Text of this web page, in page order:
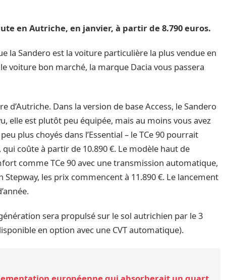
en Autriche, en janvier, à partir de 8.790 euros.
la Sandero est la voiture particulière la plus vendue en
voiture bon marché, la marque Dacia vous passera
d’Autriche. Dans la version de base Access, le Sandero
elle est plutôt peu équipée, mais au moins vous avez
plus choyés dans l’Essential – le TCe 90 pourrait
coûte à partir de 10.890 €. Le modèle haut de
comme TCe 90 avec une transmission automatique,
les prix commencent à 11.890 €. Le lancement
sera propulsé sur le sol autrichien par le 3
en option avec une CVT automatique).